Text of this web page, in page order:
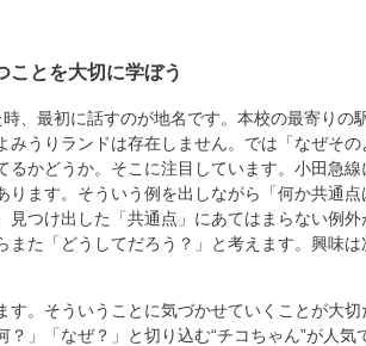
ことを大切に学ぼう
、最初に話すのが地名です。本校の最寄りの
みうりランドは存在しません。では「なぜその
るかどうか。そこに注目しています。小田急線
ります。そういう例を出しながら「何か共通点
見つけ出した「共通点」にあてはまらない例外
また「どうしてだろう？」と考えます。興味は
す。そういうことに気づかせていくことが大切
？」「なぜ？」と切り込む“チコちゃん”が人気